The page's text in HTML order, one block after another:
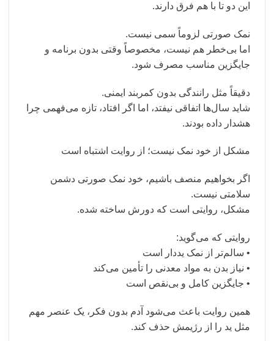
این دو تا با هم فرق دارند.
نمک صورتی لزوماً سمی نیست.
اما بی‌خطر هم نیست، مخصوصاً وقتی بدون برنامه و
جایگزین مناسب مصرف شود.
دقیقاً مثل رانندگی بدون کمربند ایمنی.
شاید سال‌ها اتفاقی نیفتد، اما اگر افتاد، تازه می‌فهمی چرا
هشدار داده بودند.
مشکل از خود نمک نیست؛ از روایت اشتباه است
اگر بخواهیم منصف باشیم، خود نمک صورتی دشمن
سلامتی نیست.
مشکل، روایتی است که دورش ساخته شده.
روایتی که می‌گوید:
• سالم‌تر از نمک یددار است
• نیاز بدن به مواد معدنی را تأمین می‌کند
• جایگزین کامل و بی‌نقص است
همین روایت باعث می‌شود آدم بدون فکر، یک عنصر مهم
مثل ید را از رژیمش حذف کند.